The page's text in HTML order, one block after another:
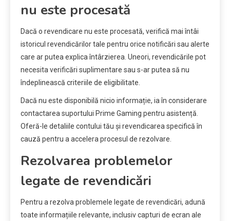
nu este procesată
Dacă o revendicare nu este procesată, verifică mai întâi
istoricul revendicărilor tale pentru orice notificări sau alerte
care ar putea explica întârzierea. Uneori, revendicările pot
necesita verificări suplimentare sau s-ar putea să nu
îndeplinească criteriile de eligibilitate.
Dacă nu este disponibilă nicio informație, ia în considerare
contactarea suportului Prime Gaming pentru asistență.
Oferă-le detaliile contului tău și revendicarea specifică în
cauză pentru a accelera procesul de rezolvare.
Rezolvarea problemelor
legate de revendicări
Pentru a rezolva problemele legate de revendicări, adună
toate informațiile relevante, inclusiv capturi de ecran ale